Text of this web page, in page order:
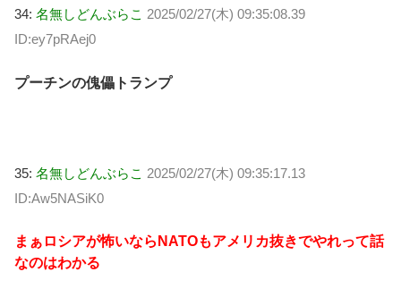
34: 名無しどんぶらこ 2025/02/27(木) 09:35:08.39
ID:ey7pRAej0
プーチンの傀儡トランプ
35: 名無しどんぶらこ 2025/02/27(木) 09:35:17.13
ID:Aw5NASiK0
まぁロシアが怖いならNATOもアメリカ抜きでやれって話
なのはわかる